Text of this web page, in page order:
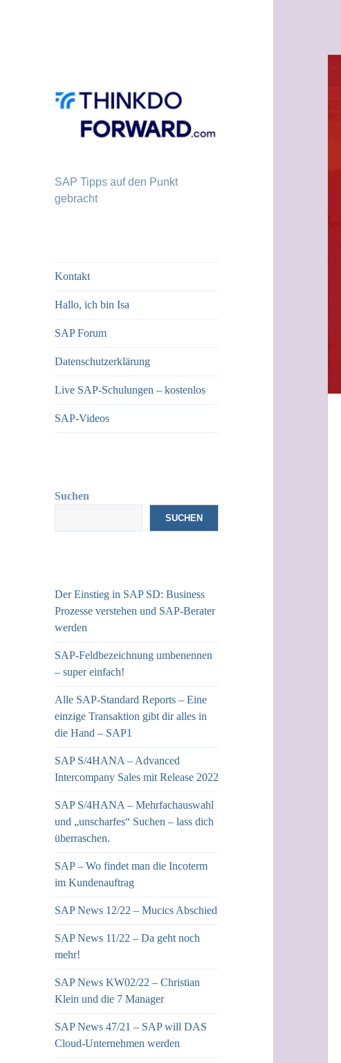
SAP Tipps auf den Punkt
gebracht
Kontakt
Hallo, ich bin Isa
SAP Forum
Datenschutzerklärung
Live SAP-Schulungen – kostenlos
SAP-Videos
Suchen
SUCHEN
Der Einstieg in SAP SD: Business
Prozesse verstehen und SAP-Berater
werden
SAP-Feldbezeichnung umbenennen
– super einfach!
Alle SAP-Standard Reports – Eine
einzige Transaktion gibt dir alles in
die Hand – SAP1
SAP S/4HANA – Advanced
Intercompany Sales mit Release 2022
SAP S/4HANA – Mehrfachauswahl
und „unscharfes“ Suchen – lass dich
überraschen.
SAP – Wo findet man die Incoterm
im Kundenauftrag
SAP News 12/22 – Mucics Abschied
SAP News 11/22 – Da geht noch
mehr!
SAP News KW02/22 – Christian
Klein und die 7 Manager
SAP News 47/21 – SAP will DAS
Cloud-Unternehmen werden